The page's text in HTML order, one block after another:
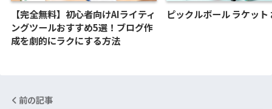
【完全無料】初心者向けAIライティ
ングツールおすすめ5選！ブログ作
成を劇的にラクにする方法
ピックルボール ラケット
前の記事